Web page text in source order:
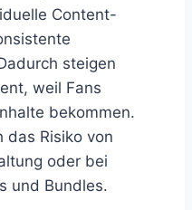
Content-
steigen
weil Fans
bekommen.
das Risiko von
oder bei
und Bundles.